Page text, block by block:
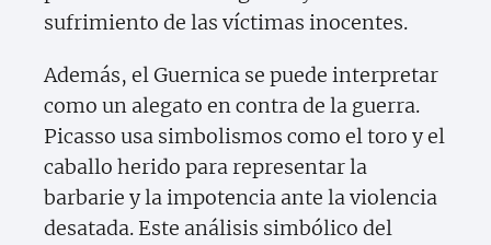
sufrimiento de las víctimas inocentes.
Además, el Guernica se puede interpretar
como un alegato en contra de la guerra.
Picasso usa simbolismos como el toro y el
caballo herido para representar la
barbarie y la impotencia ante la violencia
desatada. Este análisis simbólico del